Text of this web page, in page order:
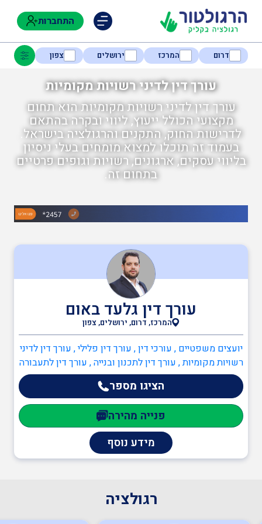
התחברות
דרום המרכז ירושלים צפון
עורך דין לדיני רשויות מקומיות
עורך דין לדיני רשויות מקומיות הוא תחום
מקצועי הכולל ייעוץ, ליווי ובקרה בהתאם
לדרישות החוק, התקנים והרגולציה בישראל.
בעמוד זה תוכלו למצוא מומחים בעלי ניסיון
בליווי עסקים, ארגונים, רשויות וגופים פרטיים
בתחום זה.
נגישות
חקלאות
בטיחות
בריאות
בודקים מוסמכים
ביטחון
כיבוי אש
הגנת הסביבה
עורך דין גלעד באום
המרכז, דרום, ירושלים, צפון
יועצים משפטיים , עורכי דין , עורך דין פלילי , עורך דין לדיני
רשויות מקומיות , עורך דין לתכנון ובנייה , עורך דין לתעבורה
הציגו מספר
פנייה מהירה
מידע נוסף
רגולציה